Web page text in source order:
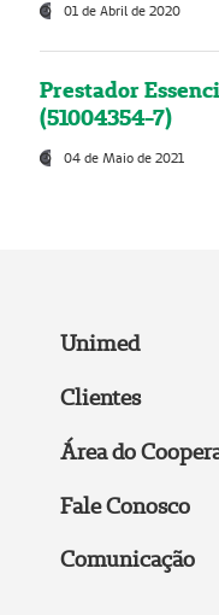
01 de Abril de 2020
Prestador
(51004354-7)
04 de Maio de 2021
Unimed
Clientes
Área do
Fale Conosco
Comunicação